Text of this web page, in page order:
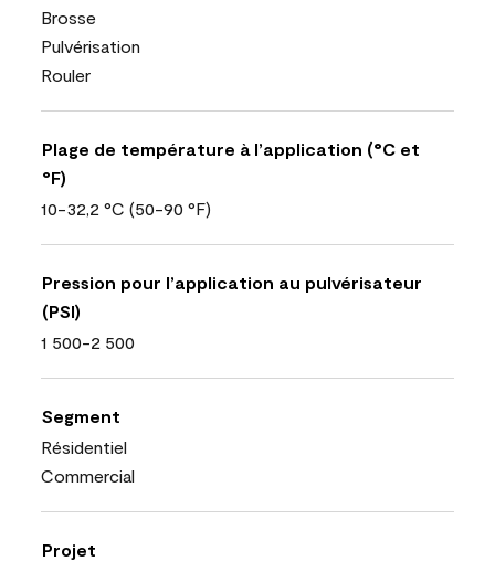
Brosse
Pulvérisation
Rouler
Plage de température à l’application (°C et
°F)
10-32,2 °C (50-90 °F)
Pression pour l’application au pulvérisateur
(PSI)
1 500-2 500
Segment
Résidentiel
Commercial
Projet